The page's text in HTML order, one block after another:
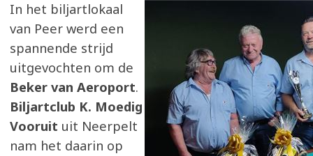
In het biljartlokaal
van Peer werd een
spannende strijd
uitgevochten om de
Beker van Aeroport.
Biljartclub K. Moedig
Vooruit uit Neerpelt
nam het daarin op